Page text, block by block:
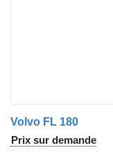
Volvo FL 180
Prix sur demande